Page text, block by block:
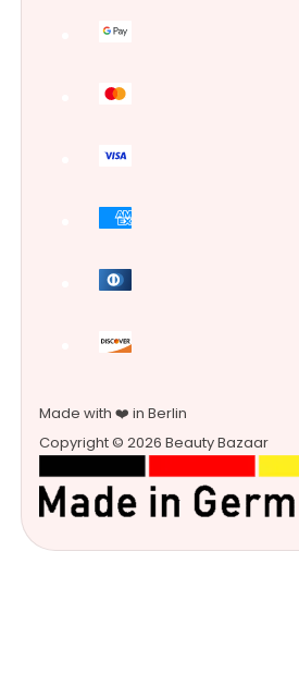
Made with ❤️ in Berlin
Copyright © 2026 Beauty Bazaar